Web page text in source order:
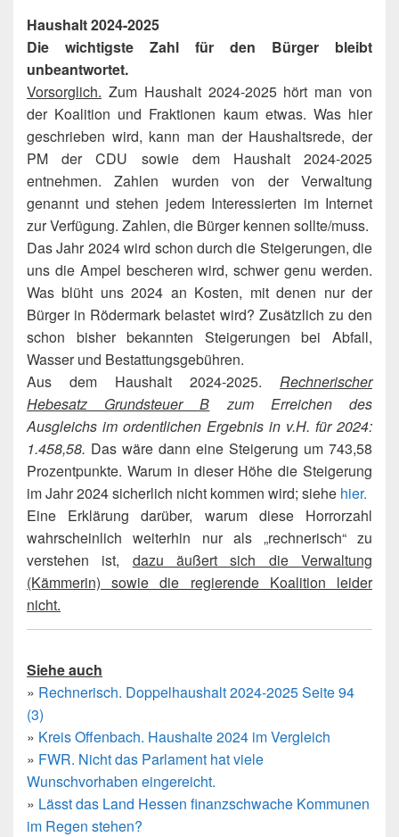
Haushalt 2024-2025
Die wichtigste Zahl für den Bürger bleibt
unbeantwortet.
Vorsorglich. Zum Haushalt 2024-2025 hört man von
der Koalition und Fraktionen kaum etwas. Was hier
geschrieben wird, kann man der Haushaltsrede, der
PM der CDU sowie dem Haushalt 2024-2025
entnehmen. Zahlen wurden von der Verwaltung
genannt und stehen jedem Interessierten im Internet
zur Verfügung. Zahlen, die Bürger kennen sollte/muss.
Das Jahr 2024 wird schon durch die Steigerungen, die
uns die Ampel bescheren wird, schwer genu werden.
Was blüht uns 2024 an Kosten, mit denen nur der
Bürger in Rödermark belastet wird? Zusätzlich zu den
schon bisher bekannten Steigerungen bei Abfall,
Wasser und Bestattungsgebühren.
Aus dem Haushalt 2024-2025. Rechnerischer
Hebesatz Grundsteuer B zum Erreichen des
Ausgleichs im ordentlichen Ergebnis in v.H. für 2024:
1.458,58. Das wäre dann eine Steigerung um 743,58
Prozentpunkte. Warum in dieser Höhe die Steigerung
im Jahr 2024 sicherlich nicht kommen wird; siehe hier.
Eine Erklärung darüber, warum diese Horrorzahl
wahrscheinlich weiterhin nur als „rechnerisch“ zu
verstehen ist, dazu äußert sich die Verwaltung
(Kämmerin) sowie die regierende Koalition leider
nicht.
Siehe auch
» Rechnerisch. Doppelhaushalt 2024-2025 Seite 94
(3)
» Kreis Offenbach. Haushalte 2024 im Vergleich
» FWR. Nicht das Parlament hat viele
Wunschvorhaben eingereicht.
» Lässt das Land Hessen finanzschwache Kommunen
im Regen stehen?